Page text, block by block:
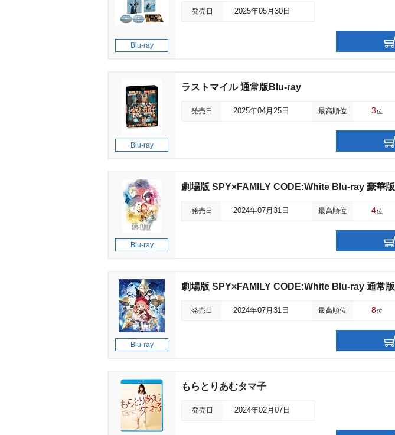
Blu-ray
発売日 2025年05月30日
Blu-ray
ラストマイル 通常版Blu-ray
発売日 2025年04月25日 最高順位 3位
Blu-ray
劇場版 SPY×FAMILY CODE:White Blu-ray 豪華版
発売日 2024年07月31日 最高順位 4位
Blu-ray
劇場版 SPY×FAMILY CODE:White Blu-ray 通常版
発売日 2024年07月31日 最高順位 8位
もらとりあむタマ子
発売日 2024年02月07日